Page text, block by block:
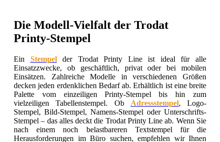
Die Modell-Vielfalt der Trodat
Printy-Stempel
Ein Stempelder Trodat Printy Line ist ideal für alle
Einsatzzwecke, ob geschäftlich, privat oder bei mobilen
Einsätzen. Zahlreiche Modelle in verschiedenen Größen
decken jeden erdenklichen Bedarf ab. Erhältlich ist eine breite
Palette vom einzeiligen Printy-Stempel bis hin zum
vielzeiligen Tabellenstempel. Ob Adressstempel, Logo-
Stempel, Bild-Stempel, Namens-Stempel oder Unterschrifts-
Stempel – das alles deckt die Trodat Printy Line ab. Wenn Sie
nach einem noch belastbareren Textstempel für die
Herausforderungen im Büro suchen, empfehlen wir Ihnen